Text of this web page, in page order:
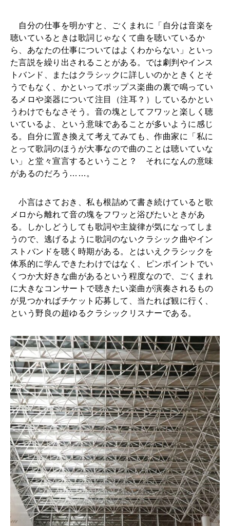
2026年7月号「鎌倉 ローカルが 教えてくれた 本当の歩き方。」
2026年6月号「大銀座 トレンドが生まれる 新しい一流店へ。」
2026年5月号「“大好き”に出会いに。韓国」
2026年4月号「未来をつくる、学びの教科書。」
2026年3月号「スイーツ予想図 2026」
2026年2月号「良運を掴む 新・開運術。」
2026年1月号「猫がいれば、幸せ」
MAGAZINE MOOK
FOLLOW US!
い
う
名
の
孤
独
」
―
―
ク
シ
ッ
ク
コ
ン
サ
ー
を
観
に
後
楽
園
へ
自分の仕事を明かすと、ごくまれに「自分は音楽を
聴いているときは歌詞じゃなくて曲を聴いているか
ら、あなたの仕事についてはよくわからない」といっ
た言説を繰り出されることがある。では劇判やインス
トバンド、またはクラシックに詳しいのかときくとそ
うでもなく、かといってポップス楽曲の裏で鳴ってい
るメロや楽器について注目（注耳？）しているかとい
うわけでもなさそう。音の塊としてフワッと楽しく聴
いているよ、という意味であることが多いように感じ
る。自分に置き換えて考えてみても、作曲家に「私に
とって歌詞のほうが大事なので曲のことは聴いていな
い」と堂々宣言するということ？ それになんの意味
があるのだろう……。
小言はさておき、私も根詰めて書き続けていると歌
メロから離れて音の塊をフワッと浴びたいときがあ
る。しかしどうしても歌詞や主旋律が気になってしま
うので、逃げるように歌詞のないクラシック曲やイン
ストバンドを聴く時期がある。とはいえクラシックを
体系的に学んできたわけではなく、ピンポイントでい
くつか大好きな曲があるという程度なので、ごくまれ
に大きなコンサートで聴きたい楽曲が演奏されるもの
が見つかればチケット応募して、当たれば観に行く、
という野良の超ゆるクラシックリスナーである。